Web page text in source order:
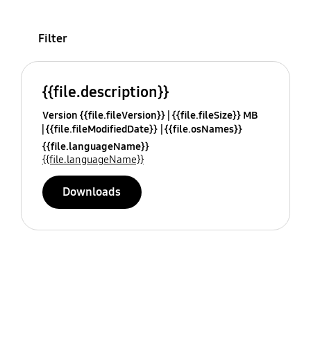
Filter
{{file.description}}
Version {{file.fileVersion}} {{file.fileSize}} MB
{{file.fileModifiedDate}} {{file.osNames}}
{{file.languageName}}
{{file.languageName}}
Downloads